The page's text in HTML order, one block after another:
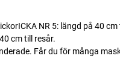
NR 5: längd på 40
cm till resår.
Får du för många